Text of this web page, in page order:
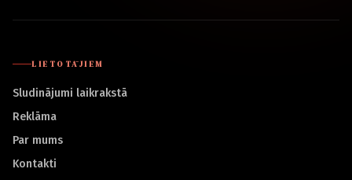
LIETOTĀJIEM
Sludinājumi laikrakstā
Reklāma
Par mums
Kontakti